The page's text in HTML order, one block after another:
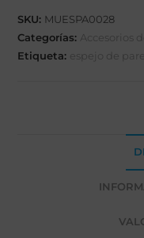
SKU: MUESPA0028
Categorías: Accesorios
Etiqueta: espejo de